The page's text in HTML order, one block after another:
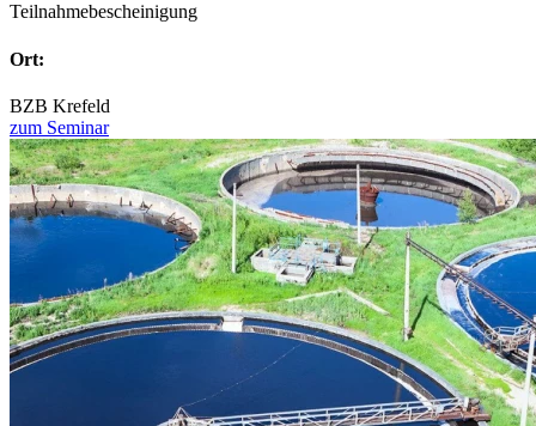
Teilnahmebescheinigung
Ort:
BZB Krefeld
zum Seminar